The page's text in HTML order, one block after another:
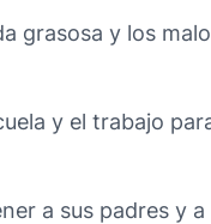
grasosa y los
y el trabajo
a sus padres y